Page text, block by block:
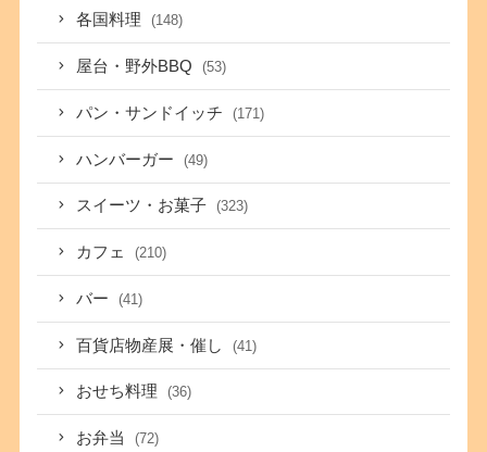
各国料理 (148)
屋台・野外BBQ (53)
パン・サンドイッチ (171)
ハンバーガー (49)
スイーツ・お菓子 (323)
カフェ (210)
バー (41)
百貨店物産展・催し (41)
おせち料理 (36)
お弁当 (72)